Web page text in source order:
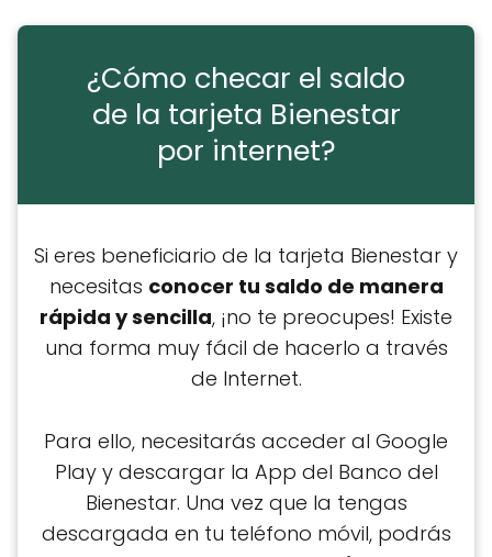
¿Cómo checar el saldo
de la tarjeta Bienestar
por internet?
Si eres beneficiario de la tarjeta Bienestar y
necesitas conocer tu saldo de manera
rápida y sencilla, ¡no te preocupes! Existe
una forma muy fácil de hacerlo a través
de Internet.
Para ello, necesitarás acceder al Google
Play y descargar la App del Banco del
Bienestar. Una vez que la tengas
descargada en tu teléfono móvil, podrás